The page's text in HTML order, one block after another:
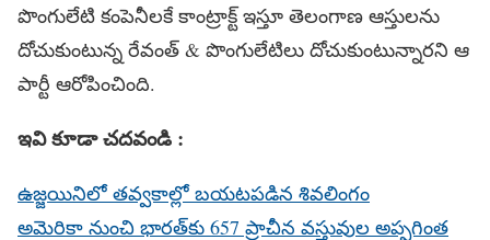
పొంగులేటి కంపెనీలకే కాంట్రాక్ట్ ఇస్తూ తెలంగాణ ఆస్తులను
దోచుకుంటున్న రేవంత్ & పొంగులేటిలు దోచుకుంటున్నారని ఆ
పార్టీ ఆరోపించింది.
ఇవి కూడా చదవండి :
ఉజ్జయినిలో తవ్వకాల్లో బయటపడిన శివలింగం
అమెరికా నుంచి భారత్‌కు 657 ప్రాచీన వస్తువుల అప్పగింత